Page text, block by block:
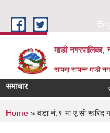
माडी नगरपालिका,
सम्पदा सम्पन्न माडी
समाचार
You are here
Home » वडा नं.९ मा ए.सी खरिद